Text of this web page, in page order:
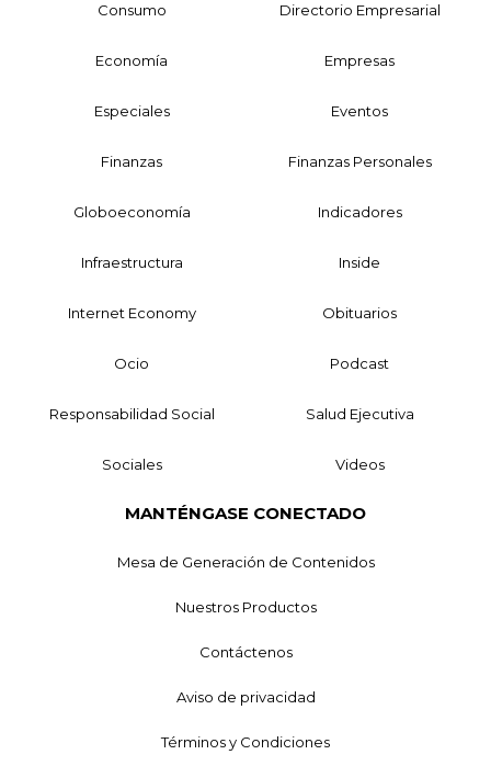
Consumo Directorio Empresarial
Economía Empresas
Especiales Eventos
Finanzas Finanzas Personales
Globoeconomía Indicadores
Infraestructura Inside
Internet Economy Obituarios
Ocio Podcast
Responsabilidad Social Salud Ejecutiva
Sociales Videos
MANTÉNGASE CONECTADO
Mesa de Generación de Contenidos
Nuestros Productos
Contáctenos
Aviso de privacidad
Términos y Condiciones